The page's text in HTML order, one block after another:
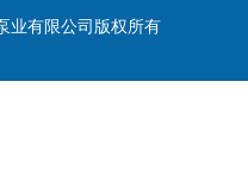
业有限公司版权所有